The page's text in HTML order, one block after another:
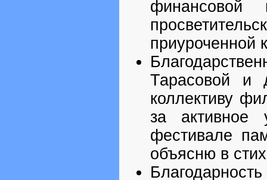
финансовой
приуроченной
Тарасовой и
коллективу
за активное
фестивале
объясню в